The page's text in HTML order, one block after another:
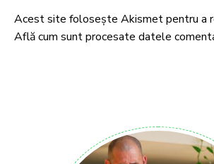
Acest site folosește Akismet pentru a
Află cum sunt procesate datele